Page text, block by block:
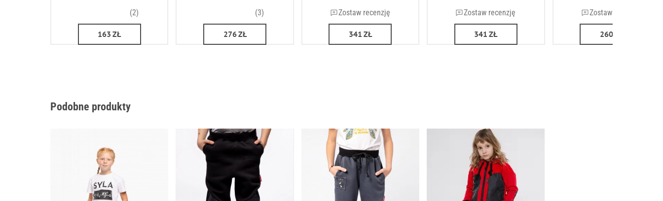
(2)
163 ZŁ
(3)
276ZŁ
Zostaw recenzję
341 ZŁ
Zostaw recenzję
341 ZŁ
Zostaw recenzję
260
Podobne produkty